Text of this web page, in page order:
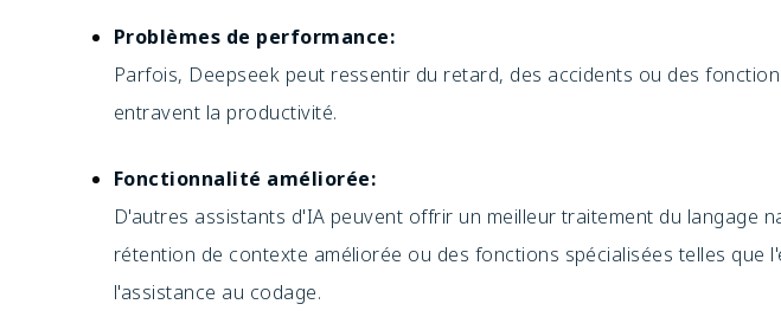
Problèmes de performance:
Parfois, Deepseek peut ressentir du retard, des accidents ou des
entravent la productivité.
Fonctionnalité améliorée:
D'autres assistants d'IA peuvent offrir un meilleur traitement du langage
rétention de contexte améliorée ou des fonctions spécialisées telles que
l'assistance au codage.